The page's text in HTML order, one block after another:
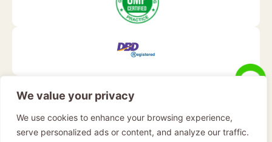
We value your privacy
We use cookies to enhance your browsing experience,
serve personalized ads or content, and analyze our traffic.
Our Staff are ready to